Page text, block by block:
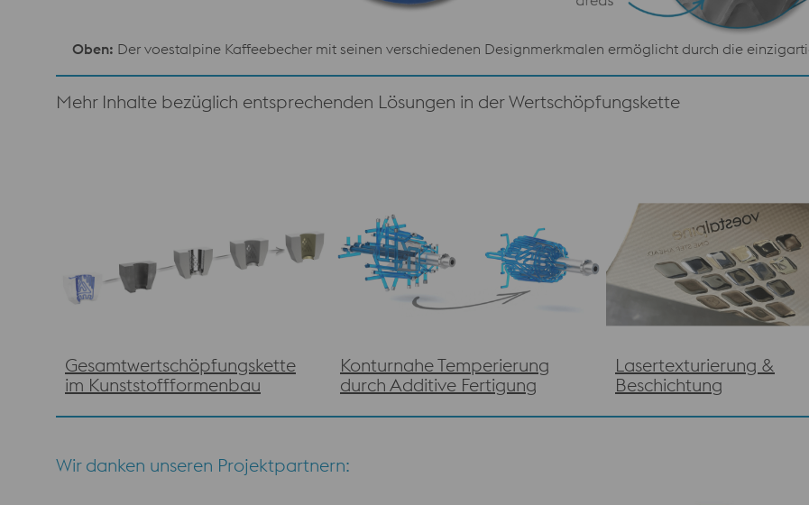
Oben: Der voestalpine Kaffeebecher mit seinen verschiedenen Designmerkmalen ermöglicht durch die
Mehr Inhalte bezüglich entsprechenden Lösungen in der Wertschöpfungskette
Gesamtwertschöpfungskette
im Kunststoffformenbau
Konturnahe Temperierung
durch Additive Fertigung
Lasertexturierung &
Beschichtung
Wir danken unseren Projektpartnern: